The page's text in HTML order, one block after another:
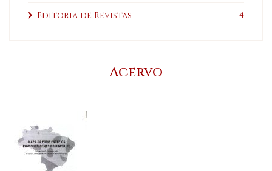
Editoria de Revistas 4
Acervo